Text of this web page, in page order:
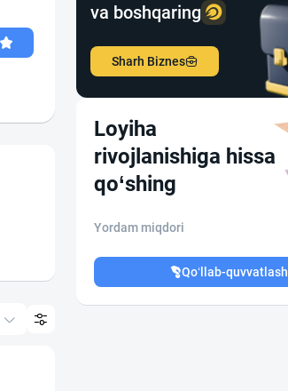
va boshqaring
Sharh Biznes
Loyiha
rivojlanishiga hissa
qo‘shing
Yordam miqdori
Qo‘llab-quvvatlash